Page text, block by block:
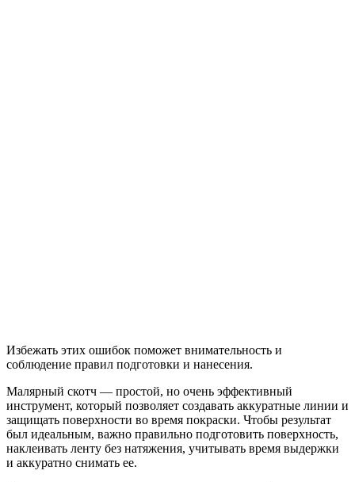
Избежать этих ошибок поможет внимательность и
соблюдение правил подготовки и нанесения.
Малярный скотч — простой, но очень эффективный
инструмент, который позволяет создавать аккуратные линии и
защищать поверхности во время покраски. Чтобы результат
был идеальным, важно правильно подготовить поверхность,
наклеивать ленту без натяжения, учитывать время выдержки
и аккуратно снимать ее.